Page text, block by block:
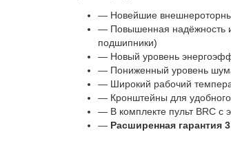
— Новейшие
— Повышенная надёжность и
подшипники)
— Новый уровень
— Пониженный уровень
— Широкий рабочий
— Кронштейны для
— В комплекте пульт BRC с
— Расширенная гарантия